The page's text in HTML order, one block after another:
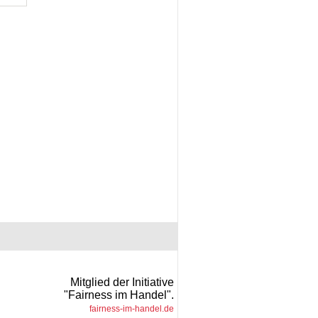
Mitglied der Initiative
"Fairness im Handel".
fairness-im-handel.de